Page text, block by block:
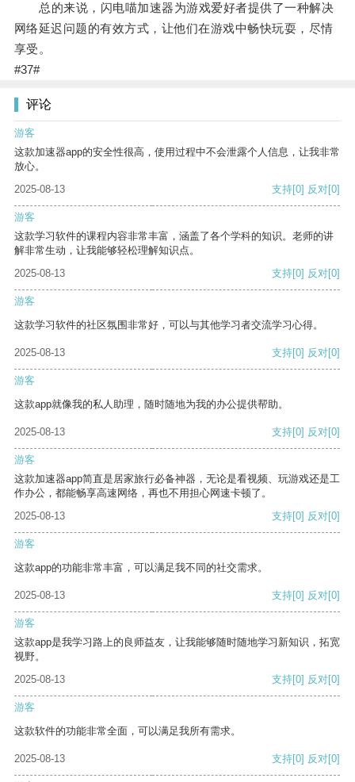
总的来说，闪电喵加速器为游戏爱好者提供了一种解决
网络延迟问题的有效方式，让他们在游戏中畅快玩耍，尽情
享受。
#37#
评论
游客
这款加速器app的安全性很高，使用过程中不会泄露个人信息，让我非常
放心。
2025-08-13
支持[0] 反对[0]
游客
这款学习软件的课程内容非常丰富，涵盖了各个学科的知识。老师的讲
解非常生动，让我能够轻松理解知识点。
2025-08-13
支持[0] 反对[0]
游客
这款学习软件的社区氛围非常好，可以与其他学习者交流学习心得。
2025-08-13 支持[0] 反对[0]
游客
这款app就像我的私人助理，随时随地为我的办公提供帮助。
2025-08-13 支持[0] 反对[0]
游客
这款加速器app简直是居家旅行必备神器，无论是看视频、玩游戏还是工
作办公，都能畅享高速网络，再也不用担心网速卡顿了。
2025-08-13
支持[0] 反对[0]
游客
这款app的功能非常丰富，可以满足我不同的社交需求。
2025-08-13 支持[0] 反对[0]
游客
这款app是我学习路上的良师益友，让我能够随时随地学习新知识，拓宽
视野。
2025-08-13
支持[0] 反对[0]
游客
这款软件的功能非常全面，可以满足我所有需求。
2025-08-13 支持[0] 反对[0]